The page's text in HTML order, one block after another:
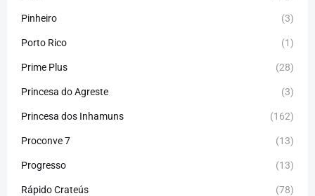
Pinheiro (3)
Porto Rico (1)
Prime Plus (28)
Princesa do Agreste (3)
Princesa dos Inhamuns (162)
Proconve 7 (13)
Progresso (13)
Rápido Crateús (78)